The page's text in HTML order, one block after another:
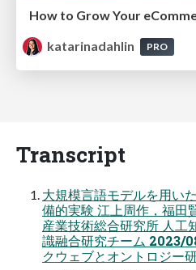
katarinadahlin
PRO
Transcript
⼤規模⾔語モデルを⽤い
備的実験 江上周作，福⽥
産業技術総合研究所 ⼈⼯
識融合研究チーム 2023/
クウェブとオントロジー